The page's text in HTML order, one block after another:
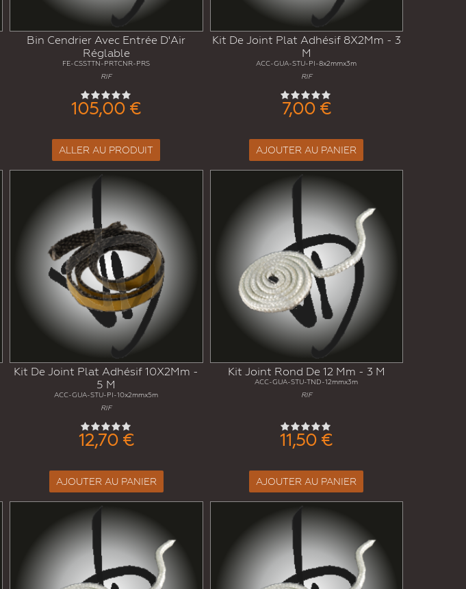
Bin Cendrier Avec Entrée D'Air
Réglable
FE-CSSTTN-PRTCNR-PRS
RIF
105,00 €
ALLER AU PRODUIT
Kit De Joint Plat Adhésif 8X2Mm - 3
M
ACC-GUA-STU-PI-8x2mmx3m
RIF
7,00 €
AJOUTER AU PANIER
Kit De Joint Plat Adhésif 10X2Mm -
5 M
ACC-GUA-STU-PI-10x2mmx5m
RIF
12,70 €
AJOUTER AU PANIER
Kit Joint Rond De 12 Mm - 3 M
ACC-GUA-STU-TND-12mmx3m
RIF
11,50 €
AJOUTER AU PANIER